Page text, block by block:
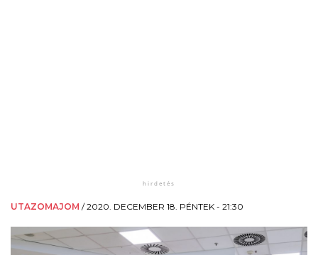
UTAZOMAJOM /2020. DECEMBER 18. PÉNTEK - 21:30